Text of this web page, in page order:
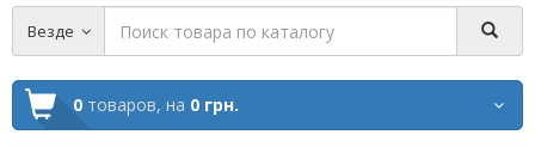
Везде
0 товаров, на 0 грн.